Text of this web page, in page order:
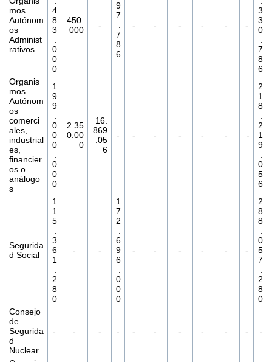
mos
Autónom
os
Administ
rativos
4
8
3
0
0
0
450.
000
-
9
7
7
8
6
- - - - - -
3
3
0
7
8
6
Organis
mos
Autónom
os
comerci
ales,
industrial
es,
financier
os o
análogo
s
1
9
9
0
0
0
0
0
0
2.35
0.00
0
16.
869
.05
6
- - - - - - -
2
1
8
2
1
9
0
5
6
Segurida
d Social
1
1
5
3
6
1
2
8
0
- -
1
7
2
6
9
6
0
0
0
- - - - - -
2
8
8
0
5
7
2
8
0
Consejo
de
Segurida
d
Nuclear
- - - - - - - - - - -